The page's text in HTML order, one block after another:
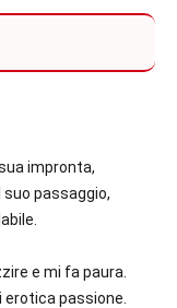
impronta,
passaggio,
e mi fa paura.
erotica passione.